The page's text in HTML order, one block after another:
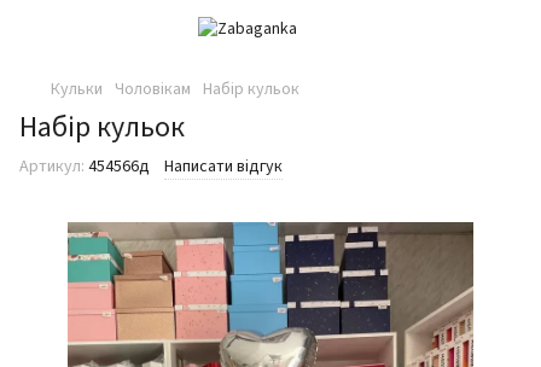
Кульки Чоловікам Набір кульок
Набір кульок
Артикул: 454566д Написати відгук